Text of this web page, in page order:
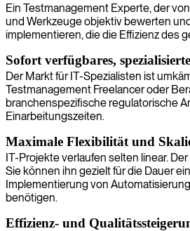
Ein Testmanagement Experte, der
und Werkzeuge objektiv bewerten
implementieren, die die Effizienz des
Sofort verfügbares,
Der Markt für IT-Spezialisten ist
Testmanagement Freelancer oder
branchenspezifische regulatorische
Einarbeitungszeiten.
Maximale Flexibilität und
IT-Projekte verlaufen selten linear.
Sie können ihn gezielt für die Dauer
Implementierung von
benötigen.
Effizienz- und